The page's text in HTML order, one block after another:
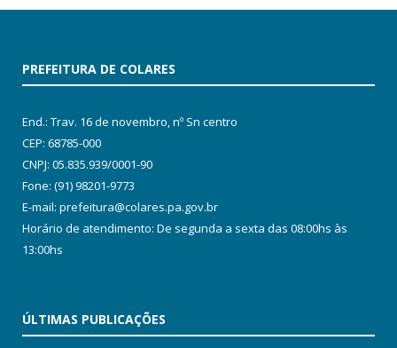
PREFEITURA DE COLARES
End.: Trav. 16 de novembro, nº Sn centro
CEP: 68785-000
CNPJ: 05.835.939/0001-90
Fone: (91) 98201-9773
E-mail: prefeitura@colares.pa.gov.br
Horário de atendimento: De segunda a sexta das 08:00hs às
13:00hs
ÚLTIMAS PUBLICAÇÕES